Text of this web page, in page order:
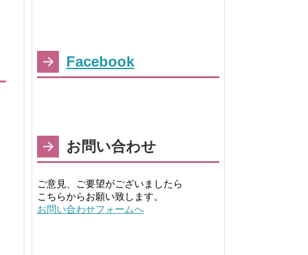
Facebook
お問い合わせ
ご意見、ご要望がございましたら
こちらからお願い致します。
お問い合わせフォームへ